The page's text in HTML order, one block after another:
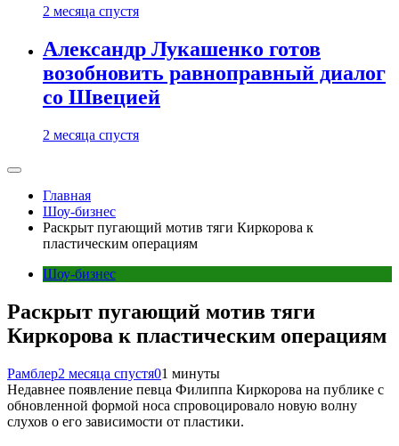
2 месяца спустя
Александр Лукашенко готов
возобновить равноправный диалог
со Швецией
2 месяца спустя
Главная
Шоу-бизнес
Раскрыт пугающий мотив тяги Киркорова к
пластическим операциям
Шоу-бизнес
Раскрыт пугающий мотив тяги
Киркорова к пластическим операциям
Рамблер2 месяца спустя01 минуты
Недавнее появление певца Филиппа Киркорова на публике с
обновленной формой носа спровоцировало новую волну
слухов о его зависимости от пластики.